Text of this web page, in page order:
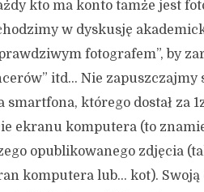
kto ma konto tamże jest
w dyskusję
fotografem”, by
itd… Nie
którego dostał za
ekranu komputera (to
opublikowanego zdjęcia
komputera lub… kot). Swoją